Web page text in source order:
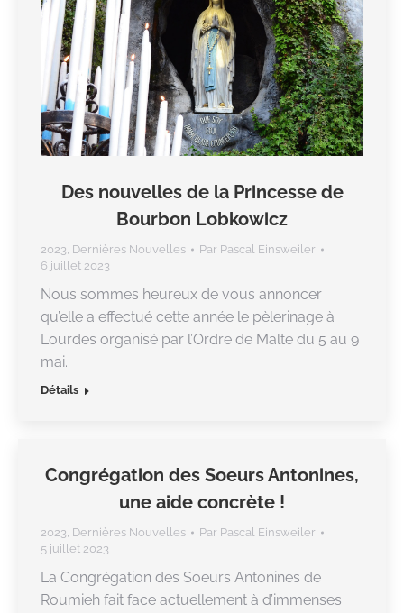
Des nouvelles de la Princesse de
Bourbon Lobkowicz
2023, Dernières Nouvelles Par Pascal Einsweiler
6 juillet 2023
Nous sommes heureux de vous annoncer
qu’elle a effectué cette année le pèlerinage à
Lourdes organisé par l’Ordre de Malte du 5 au 9
mai.
Détails
Congrégation des Soeurs Antonines,
une aide concrète !
2023, Dernières Nouvelles Par Pascal Einsweiler
5 juillet 2023
La Congrégation des Soeurs Antonines de
Roumieh fait face actuellement à d’immenses